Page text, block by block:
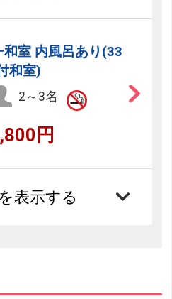
和室 内風呂あり(33
和室)
2～3名
円
表示する